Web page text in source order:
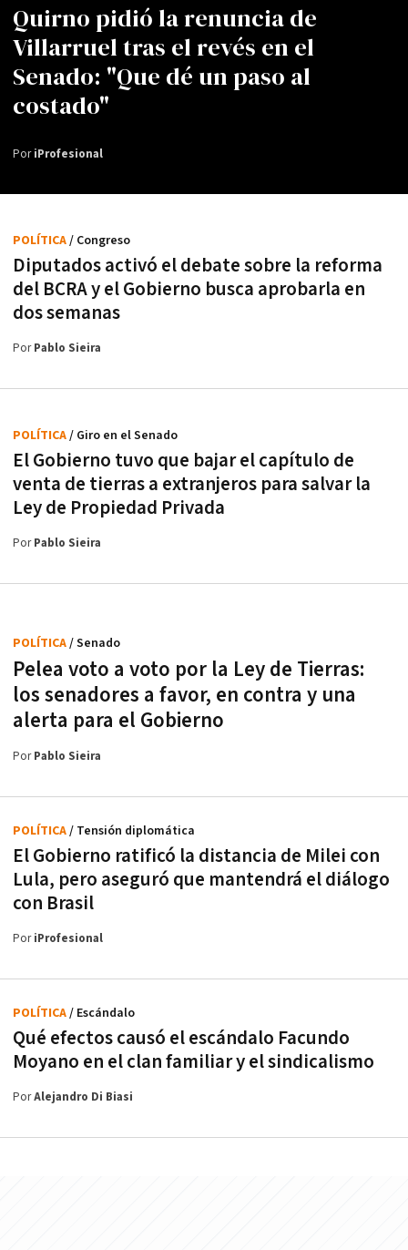
Quirno pidió la renuncia de
Villarruel tras el revés en el
Senado: "Que dé un paso al
costado"
PoriProfesional
Diputados activó el debate sobre la reforma
del BCRA y el Gobierno busca aprobarla en
dos semanas
POLÍTICA/ Congreso
PorPablo Sieira
El Gobierno tuvo que bajar el capítulo de
venta de tierras a extranjeros para salvar la
Ley de Propiedad Privada
POLÍTICA/ Giro en el Senado
PorPablo Sieira
Pelea voto a voto por la Ley de Tierras:
los senadores a favor, en contra y una
alerta para el Gobierno
POLÍTICA/ Senado
PorPablo Sieira
El Gobierno ratificó la distancia de Milei con
Lula, pero aseguró que mantendrá el diálogo
con Brasil
POLÍTICA/ Tensión diplomática
PoriProfesional
Qué efectos causó el escándalo Facundo
Moyano en el clan familiar y el sindicalismo
POLÍTICA/ Escándalo
PorAlejandro Di Biasi